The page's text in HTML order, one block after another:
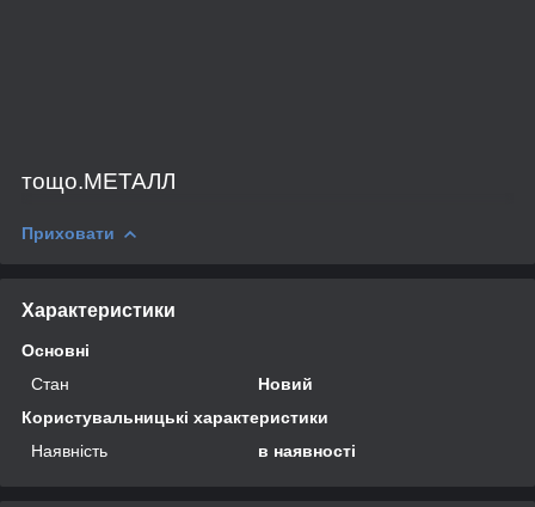
тощо.МЕТАЛЛ
Приховати
Характеристики
Основні
Стан
Новий
Користувальницькі характеристики
Наявність
в наявності